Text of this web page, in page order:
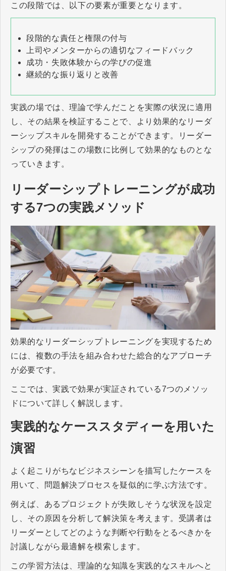
この段階では、以下の要素が重要となります。
段階的な責任と権限の付与
上司やメンターからの適切なフィードバック
成功・失敗体験からの学びの促進
継続的な振り返りと改善
実践の場では、理論で学んだことを実際の状況に適用
し、その結果を検証することで、より効果的なリーダ
ーシップスキルを開発することができます。リーダー
シップの発揮はこの場数に比例して効果的なものとな
っていきます。
リーダーシップトレーニングが成功
する7つの実践メソッド
効果的なリーダーシップトレーニングを実現するため
には、複数の手法を組み合わせた総合的なアプローチ
が必要です。
ここでは、実践で効果が実証されている7つのメソッ
ドについて詳しく解説します。
実践的なケーススタディーを用いた
演習
よく起こりがちなビジネスシーンを描写したケースを
用いて、問題解決プロセスを疑似的に学ぶ方法です。
例えば、あるプロジェクトが失敗しそうな状況を設定
し、その原因を分析して解決策を考えます。受講者は
リーダーとしてどのような判断や行動をとるべきかを
討議しながら最適解を模索します。
この学習方法は、理論的な知識を実践的なスキルへと